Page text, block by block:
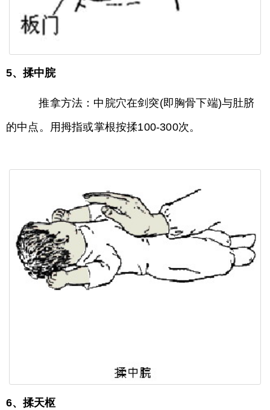
5、揉中脘
推拿方法：中脘穴在剑突(即胸骨下端)与肚脐
的中点。用拇指或掌根按揉100-300次。
6、揉天枢